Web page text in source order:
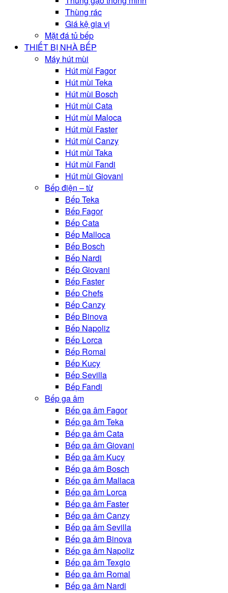
Thùng rác
Giá kệ gia vị
Mặt đá tủ bếp
THIẾT BỊ NHÀ BẾP
Máy hút mùi
Hút mùi Fagor
Hút mùi Teka
Hút mùi Bosch
Hút mùi Cata
Hút mùi Maloca
Hút mùi Faster
Hút mùi Canzy
Hút mùi Taka
Hút mùi Fandi
Hút mùi Giovani
Bếp điện – từ
Bếp Teka
Bếp Fagor
Bếp Cata
Bếp Malloca
Bếp Bosch
Bếp Nardi
Bếp Giovani
Bếp Faster
Bếp Chefs
Bếp Canzy
Bếp Binova
Bếp Napoliz
Bếp Lorca
Bếp Romal
Bếp Kucy
Bếp Sevilla
Bếp Fandi
Bếp ga âm
Bếp ga âm Fagor
Bếp ga âm Teka
Bếp ga âm Cata
Bếp ga âm Giovani
Bếp ga âm Kucy
Bếp ga âm Bosch
Bếp ga âm Mallaca
Bếp ga âm Lorca
Bếp ga âm Faster
Bếp ga âm Canzy
Bếp ga âm Sevilla
Bếp ga âm Binova
Bếp ga âm Napoliz
Bếp ga âm Texgio
Bếp ga âm Romal
Bếp ga âm Nardi